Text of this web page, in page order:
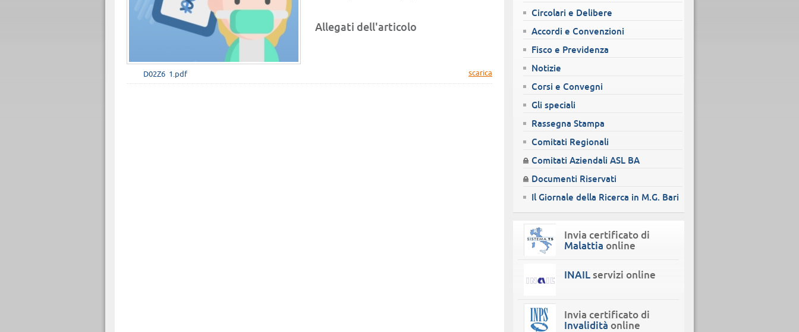
Circolari e Delibere
Accordi e Convenzioni
Fisco e Previdenza
Notizie
Corsi e Convegni
Gli speciali
Rassegna Stampa
Comitati Regionali
Comitati Aziendali ASL BA
Documenti Riservati
Il Giornale della Ricerca in M.G. Bari
Invia certificato di
Malattia online
INAIL servizi online
Invia certificato di
Invalidità online
Allegati dell'articolo
D02Z6_1.pdf scarica